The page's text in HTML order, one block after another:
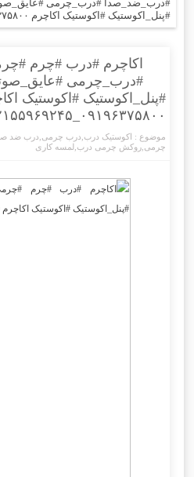
#درب_ضد_صدا #درب_چرمی
#پنل_اکوستیک #اکوستیک اکاچرم ۰۹۱۹۶۳۷۵۸۰۰_۰۲۱۵۵۹۶۹۲۴۵
اکاچرم #درب #چرم
#درب_چرمی
#پنل_اکوستیک #اکوستیک
۰۹۱۹۶۳۷۵۸۰۰_۰۲۱۵۵۹۶۹۲۴۵
موضوع : اکوستیک درب درب چرمی درب ضد
چرمی ,روکش چرمی درب لمسه کاری